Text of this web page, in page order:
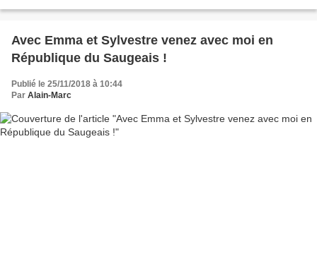
Avec Emma et Sylvestre venez avec moi en
République du Saugeais !
Publié le 25/11/2018 à 10:44
Par Alain-Marc